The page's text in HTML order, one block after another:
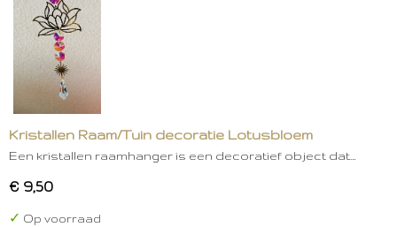
Kristallen Raam/Tuin decoratie Lotusbloem
Een kristallen raamhanger is een decoratief object dat…
€ 9,50
✓ Op voorraad